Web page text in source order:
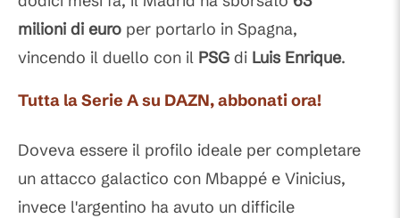
milioni di euro per portarlo in Spagna,
vincendo il duello con il PSG di Luis Enrique.
Tutta la Serie A su DAZN, abbonati ora!
Doveva essere il profilo ideale per completare
un attacco galactico con Mbappé e Vinicius,
invece l'argentino ha avuto un difficile